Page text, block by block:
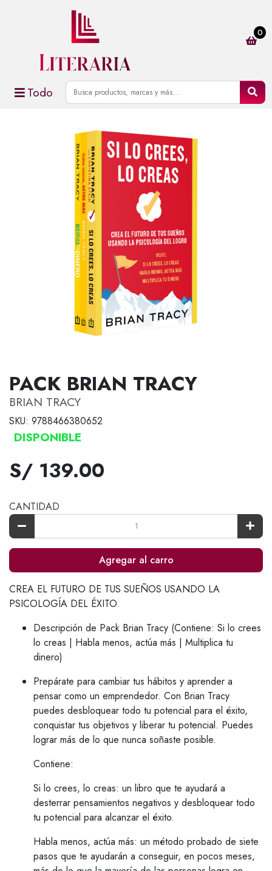
Todo
0
PACK BRIAN TRACY
BRIAN TRACY
SKU: 9788466380652
DISPONIBLE
S/ 139.00
CANTIDAD
Agregar al carro
CREA EL FUTURO DE TUS SUEÑOS USANDO LA
PSICOLOGÍA DEL ÉXITO.
Descripción de Pack Brian Tracy (Contiene: Si lo crees
lo creas | Habla menos, actúa más | Multiplica tu
dinero)
Prepárate para cambiar tus hábitos y aprender a
pensar como un emprendedor. Con Brian Tracy
puedes desbloquear todo tu potencial para el éxito,
conquistar tus objetivos y liberar tu potencial. Puedes
lograr más de lo que nunca soñaste posible.
Contiene:
Si lo crees, lo creas: un libro que te ayudará a
desterrar pensamientos negativos y desbloquear todo
tu potencial para alcanzar el éxito.
Habla menos, actúa más: un método probado de siete
pasos que te ayudarán a conseguir, en pocos meses,